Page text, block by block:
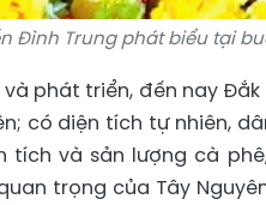
Đình Trung phát biểu tại
phát triển, đến nay
có diện tích tự nhiên,
và sản lượng cà
trọng của Tây